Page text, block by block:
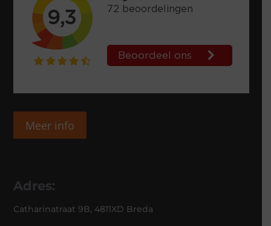
Meer info
Adres:
Catharinatraat 9B, 4811XD Breda